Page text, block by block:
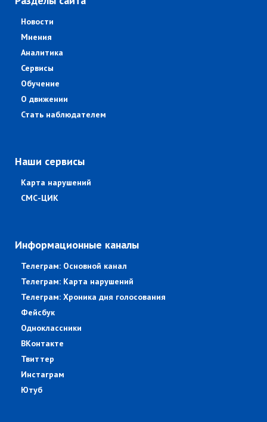
Новости
Мнения
Аналитика
Сервисы
Обучение
О движении
Стать наблюдателем
Наши сервисы
Карта нарушений
СМС-ЦИК
Информационные каналы
Телеграм: Основной канал
Телеграм: Карта нарушений
Телеграм: Хроника дня голосования
Фейсбук
Одноклассники
ВКонтакте
Твиттер
Инстаграм
Ютуб